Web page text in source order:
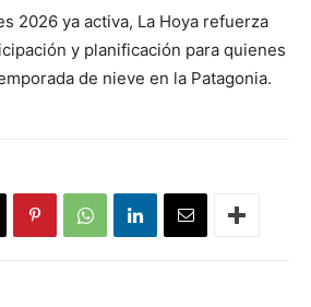
2026 ya activa, La Hoya refuerza
y planificación para quienes
de nieve en la Patagonia.